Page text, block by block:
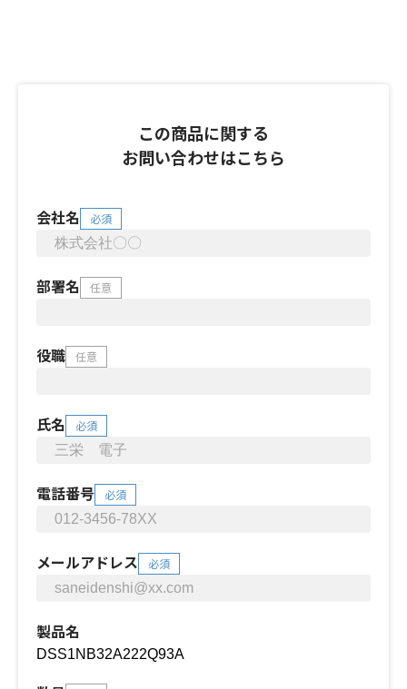
この商品に関する
お問い合わせはこちら
会社名 必須
部署名 任意
役職 任意
氏名 必須
電話番号 必須
メールアドレス 必須
製品名